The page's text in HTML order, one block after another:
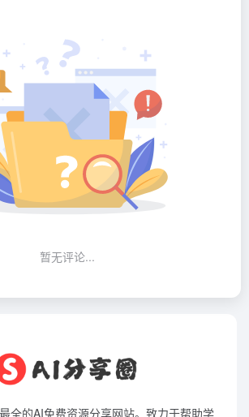
暂无评论...
全的AI免费资源分享网站。致力于帮助学